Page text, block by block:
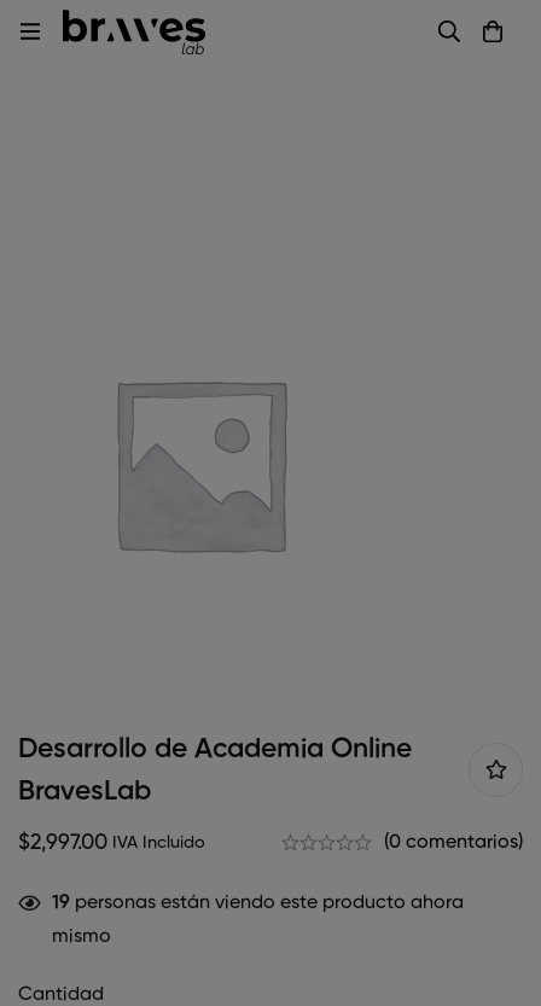
Desarrollo de Academia Online
BravesLab
$2,997.00 IVA Incluido (0 comentarios)
19 personas están viendo este producto ahora
mismo
Cantidad